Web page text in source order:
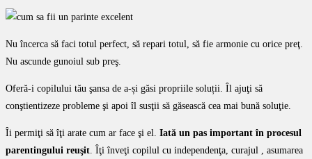
Nu încerca să faci totul perfect, să repari totul, să fie armonie cu orice preţ.
Nu ascunde gunoiul sub preş.
Oferă-i copilului tău şansa de a-și găsi propriile soluții. Îl ajuţi să
conştientizeze probleme şi apoi îl susţii să găsească cea mai bună soluţie.
Îi permiţi să îţi arate cum ar face şi el. Iată un pas important în procesul
parentingului reuşit . Îţi înveţi copilul cu independenţa, curajul , asumarea